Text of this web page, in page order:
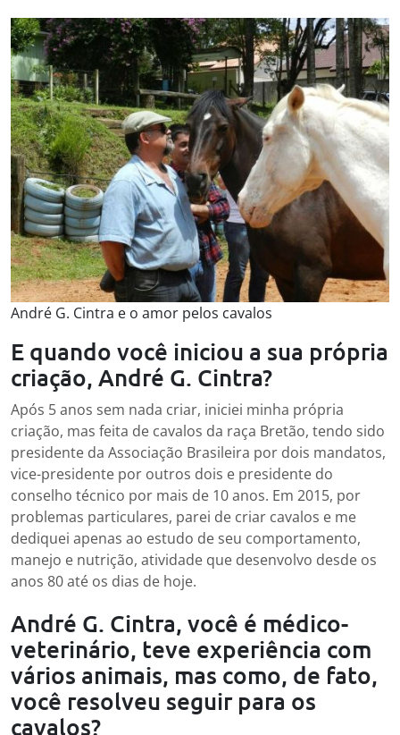
André G. Cintra e o amor pelos cavalos
E quando você iniciou a sua própria
criação, André G. Cintra?
Após 5 anos sem nada criar, iniciei minha própria
criação, mas feita de cavalos da raça Bretão, tendo sido
presidente da Associação Brasileira por dois mandatos,
vice-presidente por outros dois e presidente do
conselho técnico por mais de 10 anos. Em 2015, por
problemas particulares, parei de criar cavalos e me
dediquei apenas ao estudo de seu comportamento,
manejo e nutrição, atividade que desenvolvo desde os
anos 80 até os dias de hoje.
André G. Cintra, você é médico-
veterinário, teve experiência com
vários animais, mas como, de fato,
você resolveu seguir para os
cavalos?